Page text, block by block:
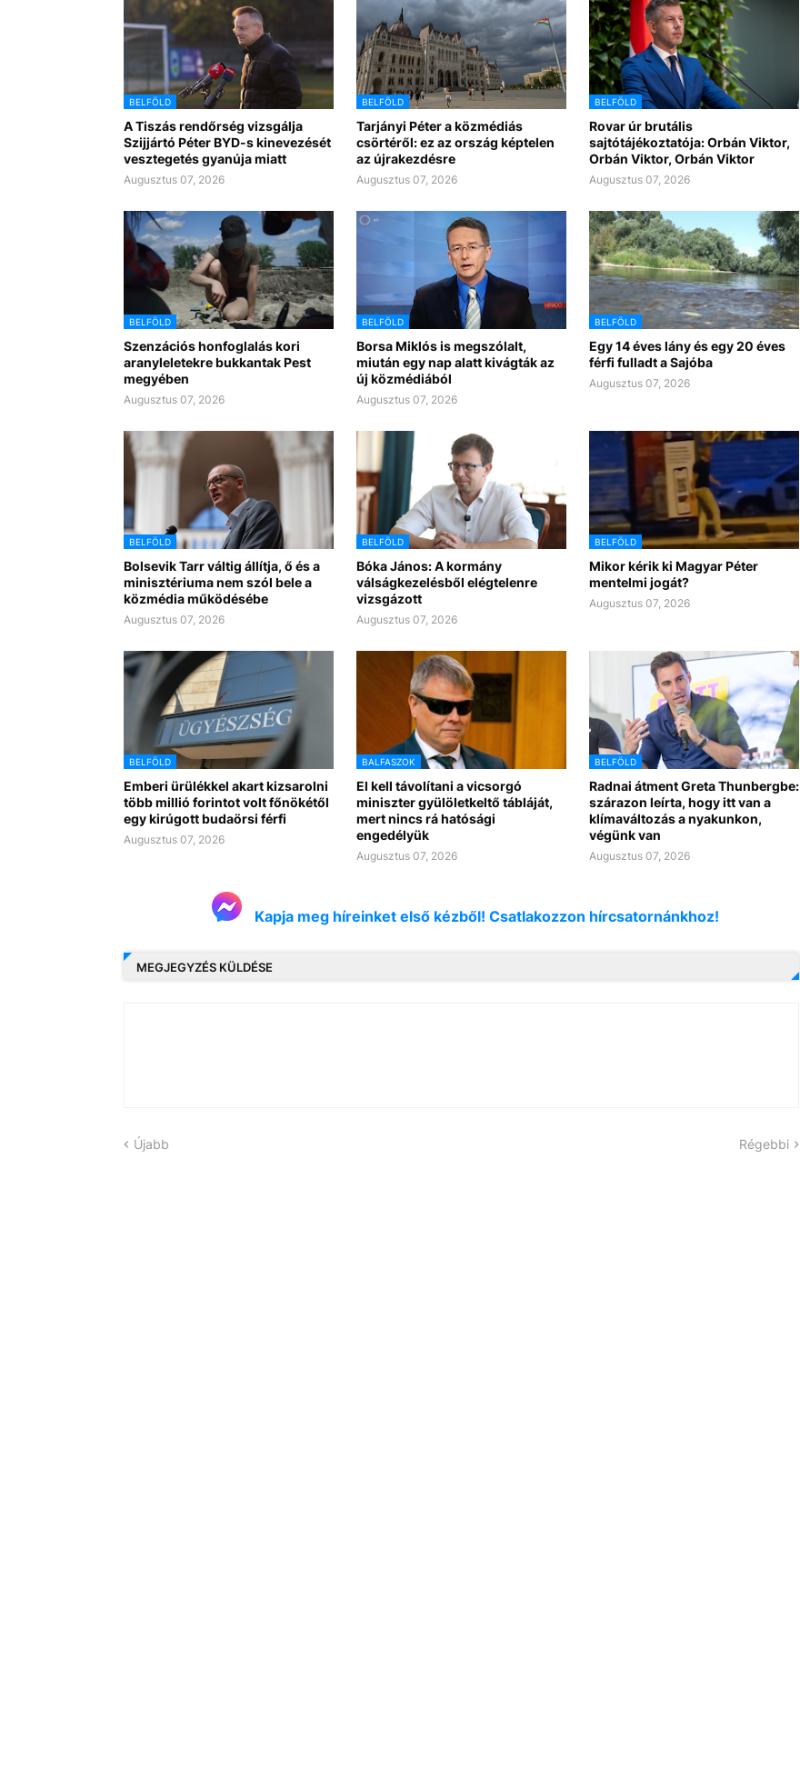
BELFÖLD
A Tiszás rendőrség vizsgálja
Szijjártó Péter BYD-s kinevezését
vesztegetés gyanúja miatt
Augusztus 07, 2026
BELFÖLD
Tarjányi Péter a közmédiás
csörtéről: ez az ország képtelen
az újrakezdésre
Augusztus 07, 2026
BELFÖLD
Rovar úr brutális
sajtótájékoztatója: Orbán Viktor,
Orbán Viktor, Orbán Viktor
Augusztus 07, 2026
BELFÖLD
Szenzációs honfoglalás kori
aranyleletekre bukkantak Pest
megyében
Augusztus 07, 2026
BELFÖLD
Borsa Miklós is megszólalt,
miután egy nap alatt kivágták az
új közmédiából
Augusztus 07, 2026
BELFÖLD
Egy 14 éves lány és egy 20 éves
férfi fulladt a Sajóba
Augusztus 07, 2026
BELFÖLD
Bolsevik Tarr váltig állítja, ő és a
minisztériuma nem szól bele a
közmédia működésébe
Augusztus 07, 2026
BELFÖLD
Bóka János: A kormány
válságkezelésből elégtelenre
vizsgázott
Augusztus 07, 2026
BELFÖLD
Mikor kérik ki Magyar Péter
mentelmi jogát?
Augusztus 07, 2026
BELFÖLD
Emberi ürülékkel akart kizsarolni
több millió forintot volt főnökétől
egy kirúgott budaörsi férfi
Augusztus 07, 2026
BALFASZOK
El kell távolítani a vicsorgó
miniszter gyülöletkeltő tábláját,
mert nincs rá hatósági
engedélyük
Augusztus 07, 2026
BELFÖLD
Radnai átment Greta Thunbergbe:
szárazon leírta, hogy itt van a
klímaváltozás a nyakunkon,
végünk van
Augusztus 07, 2026
Kapja meg híreinket első kézből! Csatlakozzon hírcsatornánkhoz!
MEGJEGYZÉS KÜLDÉSE
Újabb Régebbi